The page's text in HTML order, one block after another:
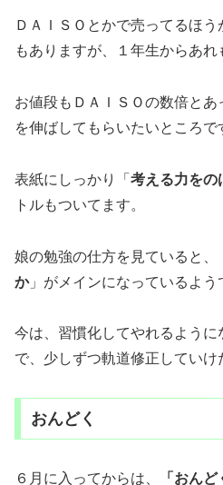
ＤＡＩＳＯとかで売ってるほ
もありますが、１年生からあれ
お値段もＤＡＩＳＯの数倍と
を伸ばしてもらいたいところで
表紙にしっかり「 考える力をの
トルもついてます。
娘の勉強の仕方を見ていると、
か」がメインになっているよう
今は、習慣化してやれるよう
で、少しずつ軌道修正していけ
おんどく
６月に入ってからは、 「おんど